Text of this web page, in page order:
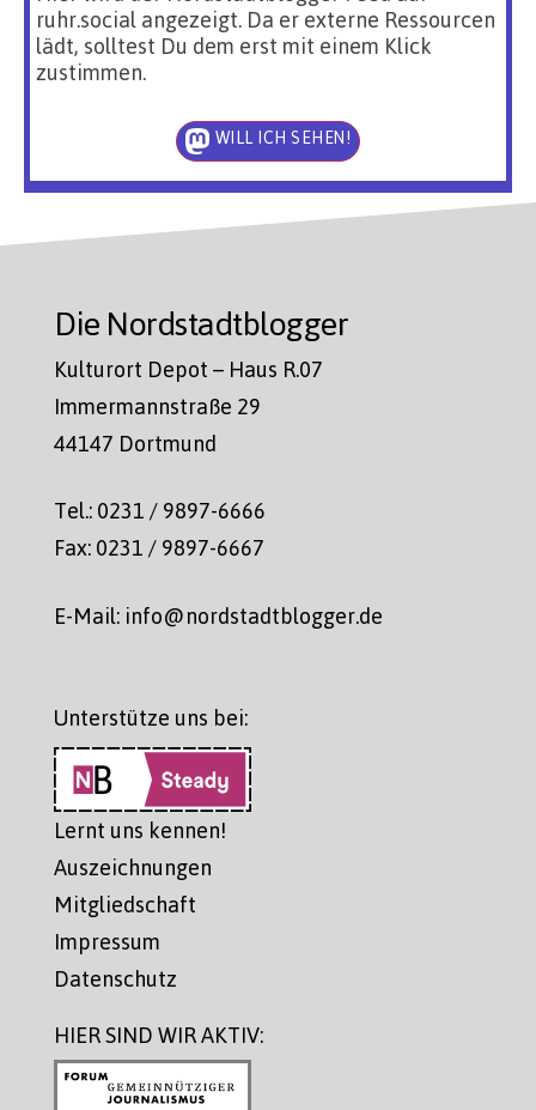
ruhr.social angezeigt. Da er externe Ressourcen
lädt, solltest Du dem erst mit einem Klick
zustimmen.
WILL ICH SEHEN!
Die Nordstadtblogger
Kulturort Depot – Haus R.07
Immermannstraße 29
44147 Dortmund
Tel.: 0231 / 9897-6666
Fax: 0231 / 9897-6667
E-Mail: info@nordstadtblogger.de
Unterstütze uns bei:
Lernt uns kennen!
Auszeichnungen
Mitgliedschaft
Impressum
Datenschutz
HIER SIND WIR AKTIV: